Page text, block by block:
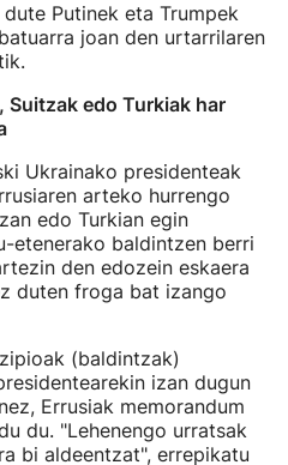
Putinek eta Trumpek
joan den urtarrilaren
Suitzak edo Turkiak har
Ukrainako presidenteak
arteko hurrengo
edo Turkian egin
etenerako baldintzen berri
den edozein eskaera
duten froga bat izango
(baldintzak)
izan dugun
Errusiak memorandum
du. "Lehenengo urratsak
bi aldeentzat", errepikatu